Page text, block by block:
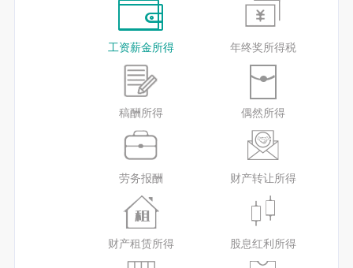
工资薪金所得 年终奖所得税
稿酬所得 偶然所得
劳务报酬 财产转让所得
财产租赁所得 股息红利所得